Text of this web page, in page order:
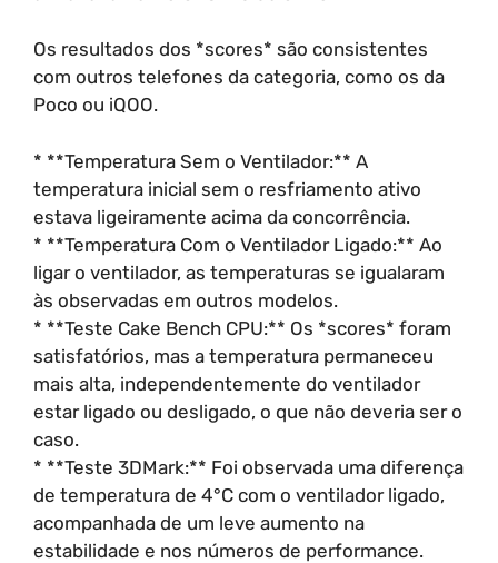
Os resultados dos *scores* são consistentes
com outros telefones da categoria, como os da
Poco ou iQOO.
* **Temperatura Sem o Ventilador:** A
temperatura inicial sem o resfriamento ativo
estava ligeiramente acima da concorrência.
* **Temperatura Com o Ventilador Ligado:** Ao
ligar o ventilador, as temperaturas se igualaram
às observadas em outros modelos.
* **Teste Cake Bench CPU:** Os *scores* foram
satisfatórios, mas a temperatura permaneceu
mais alta, independentemente do ventilador
estar ligado ou desligado, o que não deveria ser o
caso.
* **Teste 3DMark:** Foi observada uma diferença
de temperatura de 4°C com o ventilador ligado,
acompanhada de um leve aumento na
estabilidade e nos números de performance.